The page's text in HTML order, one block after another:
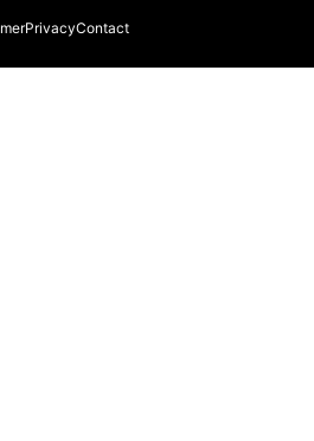
PrivacyContact